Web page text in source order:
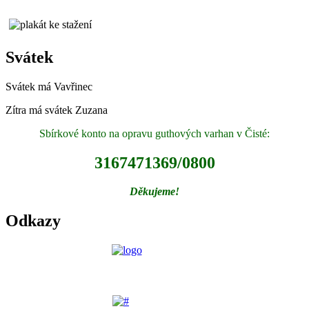
Svátek
Svátek má Vavřinec
Zítra má svátek Zuzana
Sbírkové konto na opravu guthových varhan v Čisté:
3167471369/0800
Děkujeme!
Odkazy